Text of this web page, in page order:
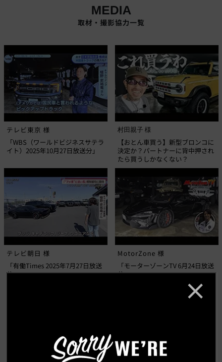
MEDIA
取材・撮影協力一覧
テレビ東京 様
「WBS（ワールドビジネスサテラ
イト）2025年10月27日放送分」
村田親子 様
【おとん車買う】新型ブロンコに
決定か？パートナーに背中押され
たら買うしかなくない？
テレビ朝日 様
「有働Times 2025年7月27日放送
分」
MotorZone 様
「モーターゾーンTV 6月24日放送
分」